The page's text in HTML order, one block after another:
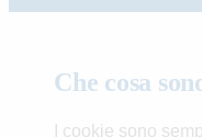
Che cosa
I cookie sono